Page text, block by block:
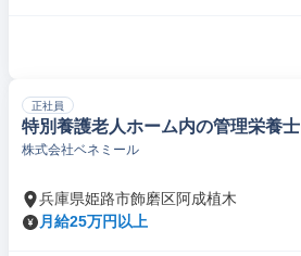
正社員
特別養護老人ホーム内の管理栄養士
株式会社ベネミール
兵庫県姫路市飾磨区阿成植木
月給25万円以上